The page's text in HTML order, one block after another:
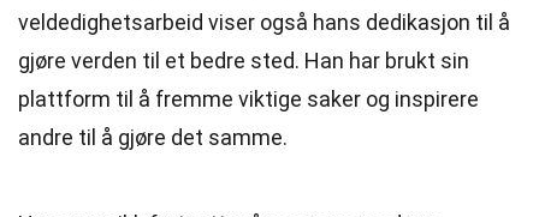
veldedighetsarbeid viser også hans dedikasjon til å
gjøre verden til et bedre sted. Han har brukt sin
plattform til å fremme viktige saker og inspirere
andre til å gjøre det samme.